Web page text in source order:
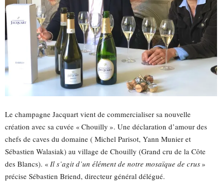
Le champagne Jacquart vient de commercialiser sa nouvelle
création avec sa cuvée « Chouilly ». Une déclaration d’amour des
chefs de caves du domaine ( Michel Parisot, Yann Munier et
Sébastien Walasiak) au village de Chouilly (Grand cru de la Côte
des Blancs). « Il s’agit d’un élément de notre mosaïque de crus»
précise Sébastien Briend, directeur général délégué.